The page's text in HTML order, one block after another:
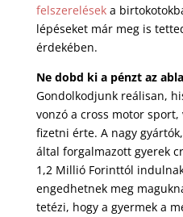
felszereléseka
lépéseket már meg is
érdekében.
Ne dobd ki a pénzt az
Gondolkodjunk reálisan,
vonzó a cross motor
fizetni érte. A nagy
által forgalmazott gyerek
1,2 Millió Forinttól
engedhetnek meg
tetézi, hogy a gyermek a